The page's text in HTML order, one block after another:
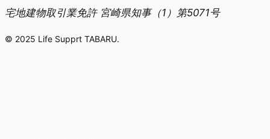
宅地建物取引業免許 宮崎県知事（1）第5071号
© 2025 Life Supprt TABARU.